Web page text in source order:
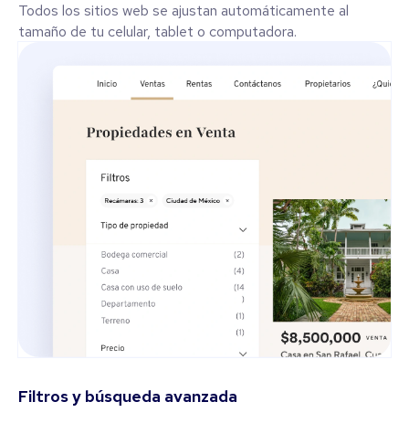
Todos los sitios web se ajustan automáticamente al
tamaño de tu celular, tablet o computadora.
Filtros y búsqueda avanzada